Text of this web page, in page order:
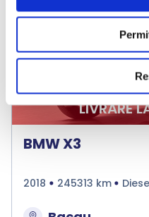
❮
LIVRARE
BMW X3
2018 245313 km